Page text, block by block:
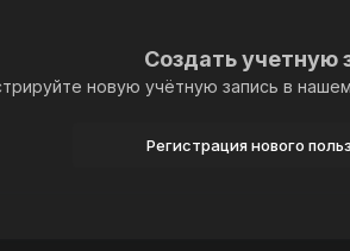
Создать учетную
новую учётную запись в
Регистрация нового